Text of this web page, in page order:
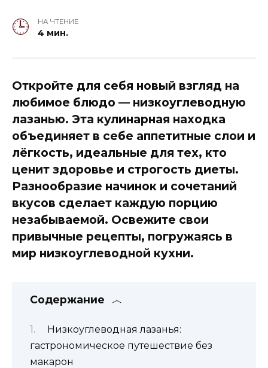
НА ЧТЕНИЕ
4 мин.
Откройте для себя новый взгляд на
любимое блюдо — низкоуглеводную
лазанью. Эта кулинарная находка
объединяет в себе аппетитные слои и
лёгкость, идеальные для тех, кто
ценит здоровье и строгость диеты.
Разнообразие начинок и сочетаний
вкусов сделает каждую порцию
незабываемой. Освежите свои
привычные рецепты, погружаясь в
мир низкоуглеводной кухни.
Содержание
Низкоуглеводная лазанья:
гастрономическое путешествие без
макарон